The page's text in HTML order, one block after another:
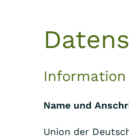
Name und
Union der